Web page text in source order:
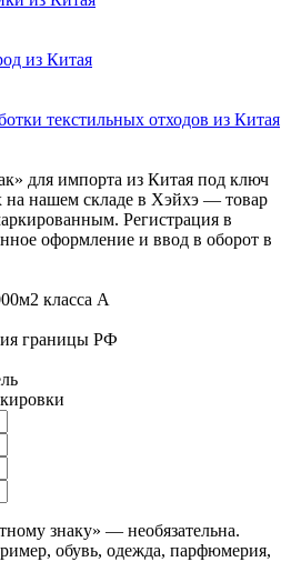
из Китая
текстильных отходов из Китая
для импорта из Китая под ключ
нашем складе в Хэйхэ — товар
Регистрация в
оформление и ввод в оборот в
класса А
границы РФ
знаку» — необязательна.
обувь, одежда, парфюмерия,